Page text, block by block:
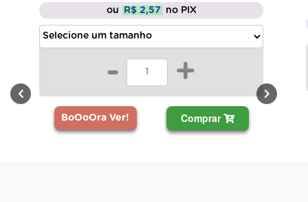
ou R$ 2,57 no PIX
- +
BoOoOra Ver! Comprar